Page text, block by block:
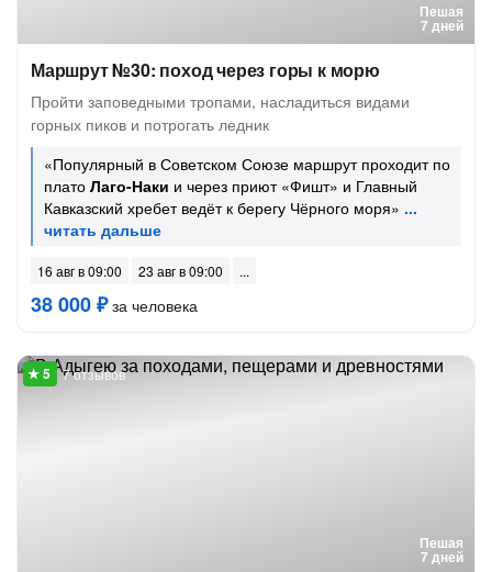
Пешая
7 дней
Маршрут №30: поход через горы к морю
Пройти заповедными тропами, насладиться видами
горных пиков и потрогать ледник
«Популярный в Советском Союзе маршрут проходит по
плато Лаго-Наки и через приют «Фишт» и Главный
Кавказский хребет ведёт к берегу Чёрного моря»
16 авг в 09:00 23 авг в 09:00
38 000 ₽за человека
Пешая
7 дней
7 отзывов